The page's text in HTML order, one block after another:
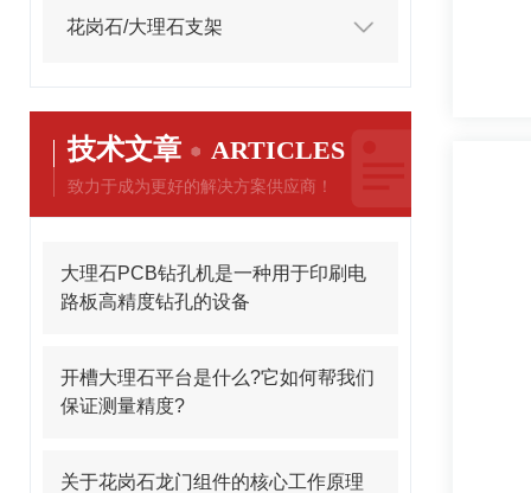
花岗石/大理石支架
技术文章 ARTICLES
致力于成为更好的解决方案供应商！
大理石PCB钻孔机是一种用于印刷电
路板高精度钻孔的设备
开槽大理石平台是什么?它如何帮我们
保证测量精度?
关于花岗石龙门组件的核心工作原理